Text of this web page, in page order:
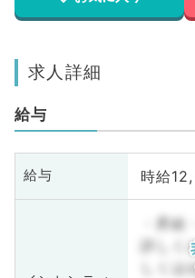
求人詳細
給与
給与 時給
・昇給
詳しく
しく